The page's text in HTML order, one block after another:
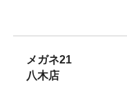
メガネ21
八木店